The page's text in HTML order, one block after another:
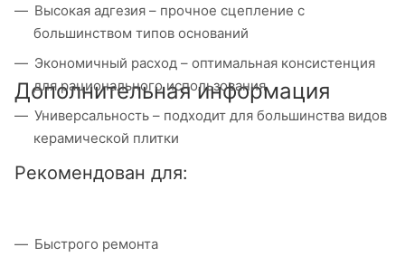
Высокая адгезия – прочное сцепление с
большинством типов оснований
Экономичный расход – оптимальная консистенция
для рационального использования
Универсальность – подходит для большинства видов
керамической плитки
Дополнительная информация
Рекомендован для:
Быстрого ремонта